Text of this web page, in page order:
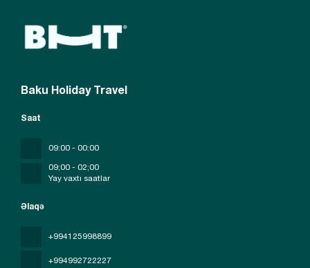
Baku Holiday Travel
Əlaqə
+994125998899
+994992722227
Saat
09:00 - 00:00
09;00 - 02;00
Yay vaxtı saatlar